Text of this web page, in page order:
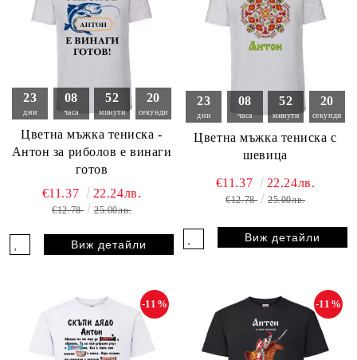
23
дни
08
часа
52
минути
18
секунди
Цветна мъжка тениска -
Антон за риболов е винаги
готов
€11.37
22.24лв.
€12.78 25.00лв.
Виж детайли
23
дни
08
часа
52
минути
18
секунди
Цветна мъжка тениска с
шевица
€11.37 22.24лв.
€12.78 25.00лв.
Виж детайли
-11% -11%